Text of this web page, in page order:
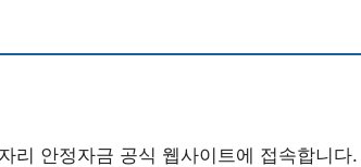
리 안정자금 공식 웹사이트에 접속합니다.